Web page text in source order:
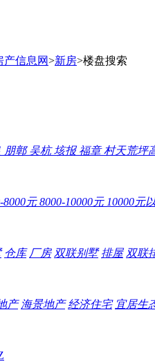
产信息网>新房>楼盘搜索
朋鄣 吴杭 垓报 福章 村天荒坪
8000元8000-10000元 10000元
仓库 厂房 双联别墅 排屋 双联
产 海景地产 经济住宅 宜居生